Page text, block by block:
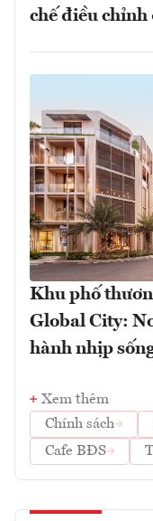
chế điều
Khu phố
Global City:
hành nhịp
Xem thêm
Chính sách
Cafe BĐS